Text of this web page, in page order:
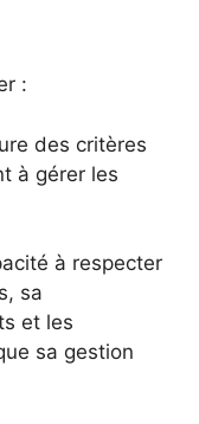
:
des critères
à gérer les
à respecter
sa
et les
sa gestion